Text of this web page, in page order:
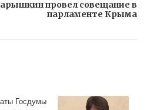
провел совещание в
парламенте Крыма
Госдумы